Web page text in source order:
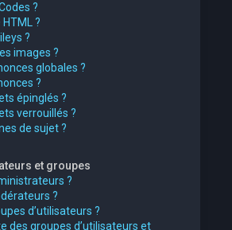
?
?
?
images ?
globales ?
?
épinglés ?
verrouillés ?
de sujet ?
et groupes
?
?
d’utilisateurs ?
des groupes d’utilisateurs et